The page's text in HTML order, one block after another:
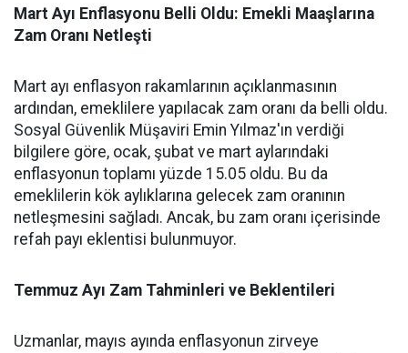
Mart Ayı Enflasyonu Belli Oldu: Emekli Maaşlarına
Zam Oranı Netleşti
Mart ayı enflasyon rakamlarının açıklanmasının
ardından, emeklilere yapılacak zam oranı da belli oldu.
Sosyal Güvenlik Müşaviri Emin Yılmaz'ın verdiği
bilgilere göre, ocak, şubat ve mart aylarındaki
enflasyonun toplamı yüzde 15.05 oldu. Bu da
emeklilerin kök aylıklarına gelecek zam oranının
netleşmesini sağladı. Ancak, bu zam oranı içerisinde
refah payı eklentisi bulunmuyor.
Temmuz Ayı Zam Tahminleri ve Beklentileri
Uzmanlar, mayıs ayında enflasyonun zirveye